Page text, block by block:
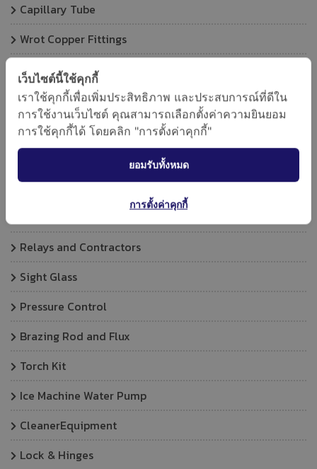
Capillary Tube
Wrot Copper Fittings
Flare nut and Union
Solenoid valve
Valves
Instruments leaking
Relays and Contractors
Sight Glass
Pressure Control
Brazing Rod and Flux
Torch Kit
Ice Machine Water Pump
CleanerEquipment
Lock & Hinges
เว็บไซต์นี้ใช้คุกกี้
เราใช้คุกกี้เพื่อเพิ่มประสิทธิภาพ และประสบการณ์ที่ดีใน
การใช้งานเว็บไซต์ คุณสามารถเลือกตั้งค่าความยินยอม
การใช้คุกกี้ได้ โดยคลิก "การตั้งค่าคุกกี้"
ยอมรับทั้งหมด
การตั้งค่าคุกกี้